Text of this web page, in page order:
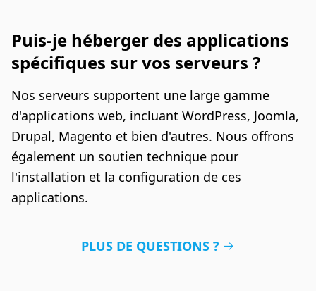
Puis-je héberger des applications
spécifiques sur vos serveurs ?
Nos serveurs supportent une large gamme
d'applications web, incluant WordPress, Joomla,
Drupal, Magento et bien d'autres. Nous offrons
également un soutien technique pour
l'installation et la configuration de ces
applications.
PLUS DE QUESTIONS ?